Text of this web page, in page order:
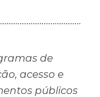
de
acesso e
públicos